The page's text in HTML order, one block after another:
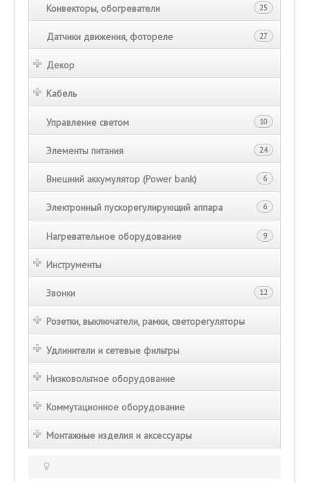
25
Конвекторы, обогреватели
27
Датчики движения, фотореле
Декор
Кабель
10
Управление светом
24
Элементы питания
6
Внешний аккумулятор (Power bank)
6
Электронный пускорегулирующий аппара
9
Нагревательное оборудование
Инструменты
12
Звонки
Розетки, выключатели, рамки, светорегуляторы
Удлинители и сетевые фильтры
Низковольтное оборудование
Коммутационное оборудование
Монтажные изделия и аксессуары